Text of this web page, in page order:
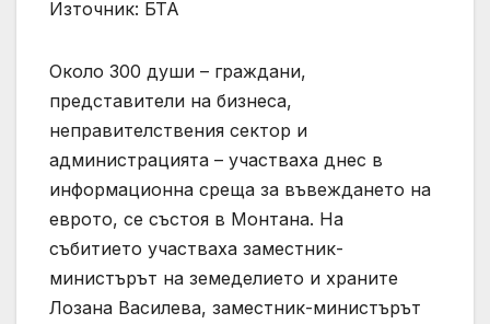
Източник: БТА
Около 300 души – граждани,
представители на бизнеса,
неправителствения сектор и
администрацията – участваха днес в
информационна среща за въвеждането на
еврото, се състоя в Монтана. На
събитието участваха заместник-
министърът на земеделието и храните
Лозана Василева, заместник-министърът